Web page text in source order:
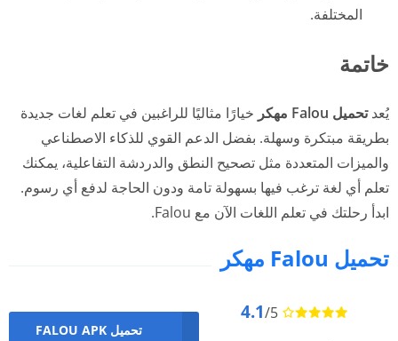
المختلفة.
خاتمة
يُعدتحميل Falou مهكر
خيارًا مثاليًا للراغبين في تعلم لغات جديدة
بطريقة مبتكرة وسهلة. بفضل الدعم القوي للذكاء الاصطناعي
والميزات المتعددة مثل تصحيح النطق والدردشة التفاعلية، يمكنك
تعلم أي لغة ترغب فيها بسهولة تامة ودون الحاجة لدفع أي رسوم.
ابدأ رحلتك في تعلم اللغات الآن مع Falou.
تحميل Falou مهكر
4.1/5
تحميل FALOU APK